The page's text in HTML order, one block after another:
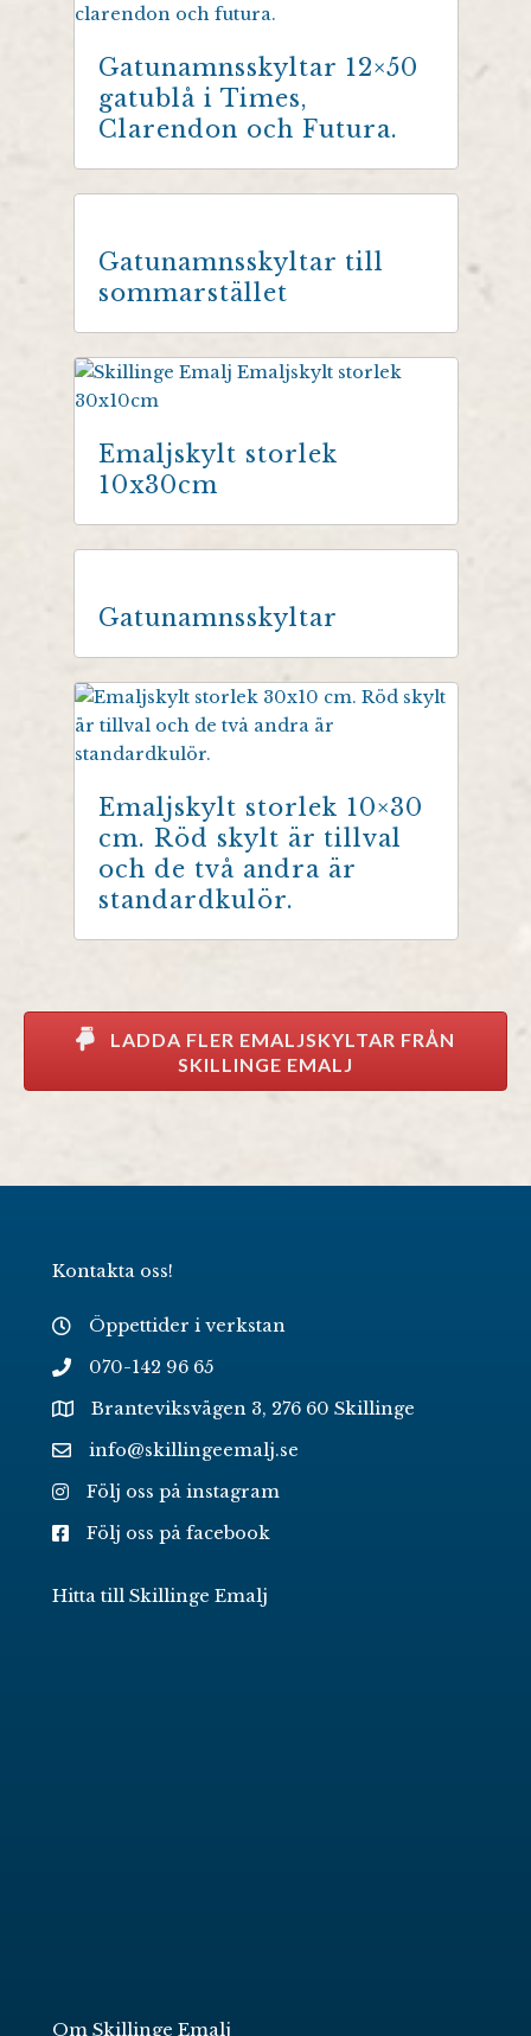
Gatunamnsskyltar 12×50
gatublå i Times,
Clarendon och Futura.
Gatunamnsskyltar till
sommarstället
Emaljskylt storlek
10x30cm
Gatunamnsskyltar
Emaljskylt storlek 10×30
cm. Röd skylt är tillval
och de två andra är
standardkulör.
LADDA FLER EMALJSKYLTAR FRÅN
SKILLINGE EMALJ
Kontakta oss!
Öppettider i verkstan
070-142 96 65
Branteviksvägen 3, 276 60 Skillinge
info@skillingeemalj.se
Följ oss på instagram
Följ oss på facebook
Hitta till Skillinge Emalj
Om Skillinge Emalj